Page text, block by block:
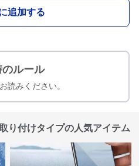
追加する
のルール
読みください。
り付けタイプの人気アイテム